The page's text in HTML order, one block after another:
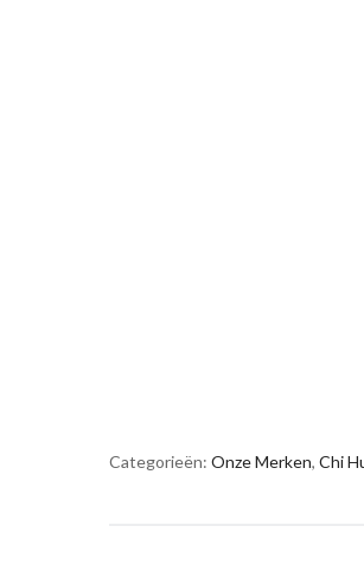
Categorieën: Onze Merken, Chi